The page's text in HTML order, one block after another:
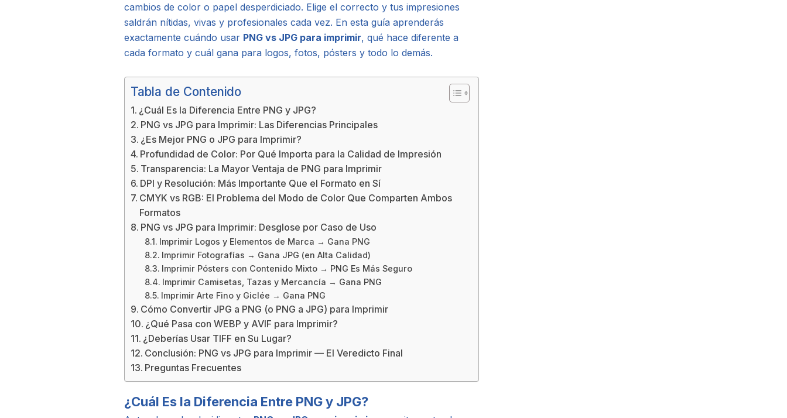
cambios de color o papel desperdiciado. Elige el correcto y tus impresiones
saldrán nítidas, vivas y profesionales cada vez. En esta guía aprenderás
exactamente cuándo usar PNG vs JPG para imprimir, qué hace diferente a
cada formato y cuál gana para logos, fotos, pósters y todo lo demás.
Tabla de Contenido
¿Cuál Es la Diferencia Entre PNG y JPG?
PNG vs JPG para Imprimir: Las Diferencias Principales
¿Es Mejor PNG o JPG para Imprimir?
Profundidad de Color: Por Qué Importa para la Calidad de Impresión
Transparencia: La Mayor Ventaja de PNG para Imprimir
DPI y Resolución: Más Importante Que el Formato en Sí
CMYK vs RGB: El Problema del Modo de Color Que Comparten Ambos
Formatos
PNG vs JPG para Imprimir: Desglose por Caso de Uso
Imprimir Logos y Elementos de Marca → Gana PNG
Imprimir Fotografías → Gana JPG (en Alta Calidad)
Imprimir Pósters con Contenido Mixto → PNG Es Más Seguro
Imprimir Camisetas, Tazas y Mercancía → Gana PNG
Imprimir Arte Fino y Giclée → Gana PNG
Cómo Convertir JPG a PNG (o PNG a JPG) para Imprimir
¿Qué Pasa con WEBP y AVIF para Imprimir?
¿Deberías Usar TIFF en Su Lugar?
Conclusión: PNG vs JPG para Imprimir — El Veredicto Final
Preguntas Frecuentes
¿Cuál Es la Diferencia Entre PNG y JPG?